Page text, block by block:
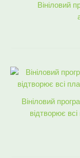
Вініловий
Вініловий
відтворює